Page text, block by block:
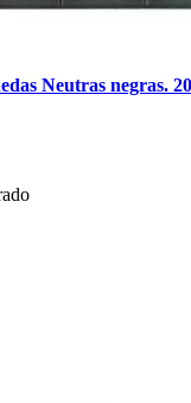
Neutras negras.